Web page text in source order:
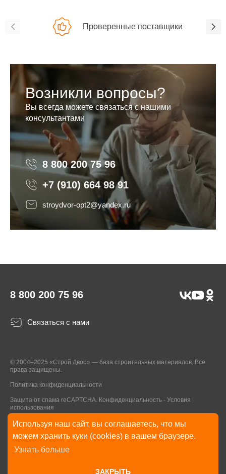
Используя наш сайт, вы соглашаетесь, что мы
можем хранить куки (cookies) в вашем браузере.
Узнать больше
ЗАКРЫТЬ
Проверенные поставщики
Возникли вопросы?
Вы всегда можете связаться с нашими
консультантами
8 800 200 75 96 8 800 200 75 96
+7 (910) 664 98 91
stroydvor-opt2@yandex.ru
8 800 200 75 96
Связаться с нами
© 2004–2025 «Строй Двор» — база строительных материалов. Все
права защищены.
Политика конфиденциальности
Защита от спама reCAPTCHA. Конфиденциальность - Условия
использования
* Указанные на Сайте цены, комплектации, описания и технические
характеристики могут быть изменены в любое время без уведомления
пользователей Сайта. Внешний вид товаров и упаковки может